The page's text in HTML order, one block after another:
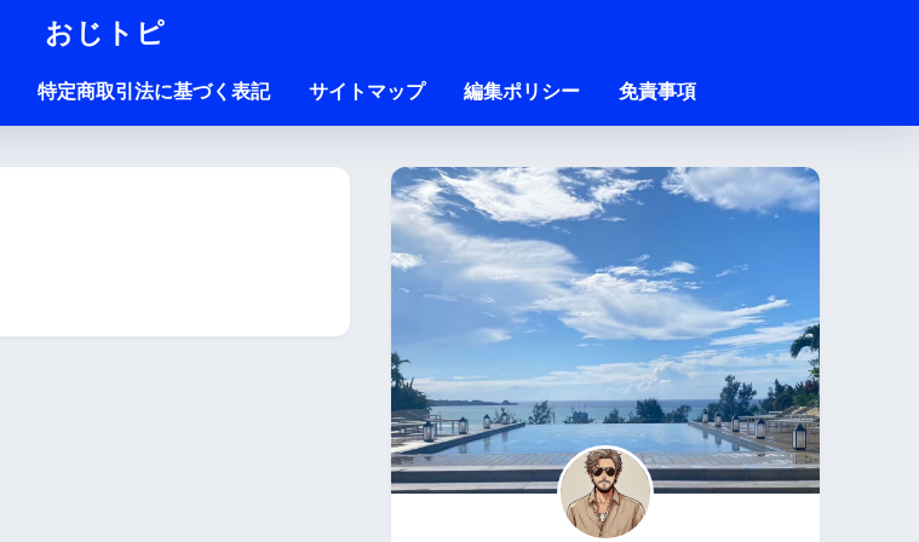
おじトピ
特定商取引法に基づく表記 サイトマップ 編集ポリシー 免責事項